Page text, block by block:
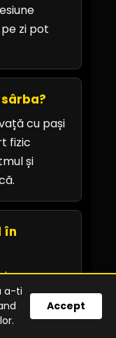
pe zi pot
cu pași
fizic
și
în
pe
a-ti
Accept